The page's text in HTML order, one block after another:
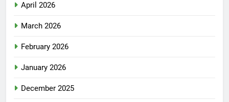
April 2026
March 2026
February 2026
January 2026
December 2025